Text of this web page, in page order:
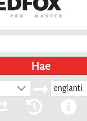
Hae
englanti